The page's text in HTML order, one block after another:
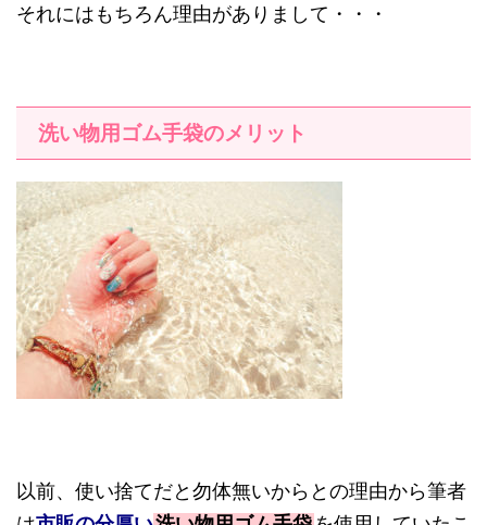
それにはもちろん理由がありまして・・・
洗い物用ゴム手袋のメリット
以前、使い捨てだと勿体無いからとの理由から筆者